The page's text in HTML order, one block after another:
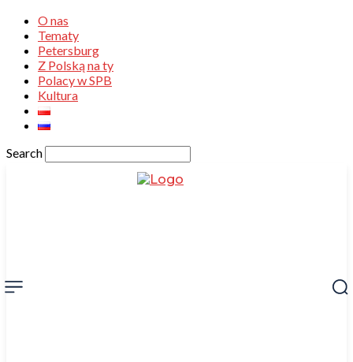
O nas
Tematy
Petersburg
Z Polską na ty
Polacy w SPB
Kultura
Search